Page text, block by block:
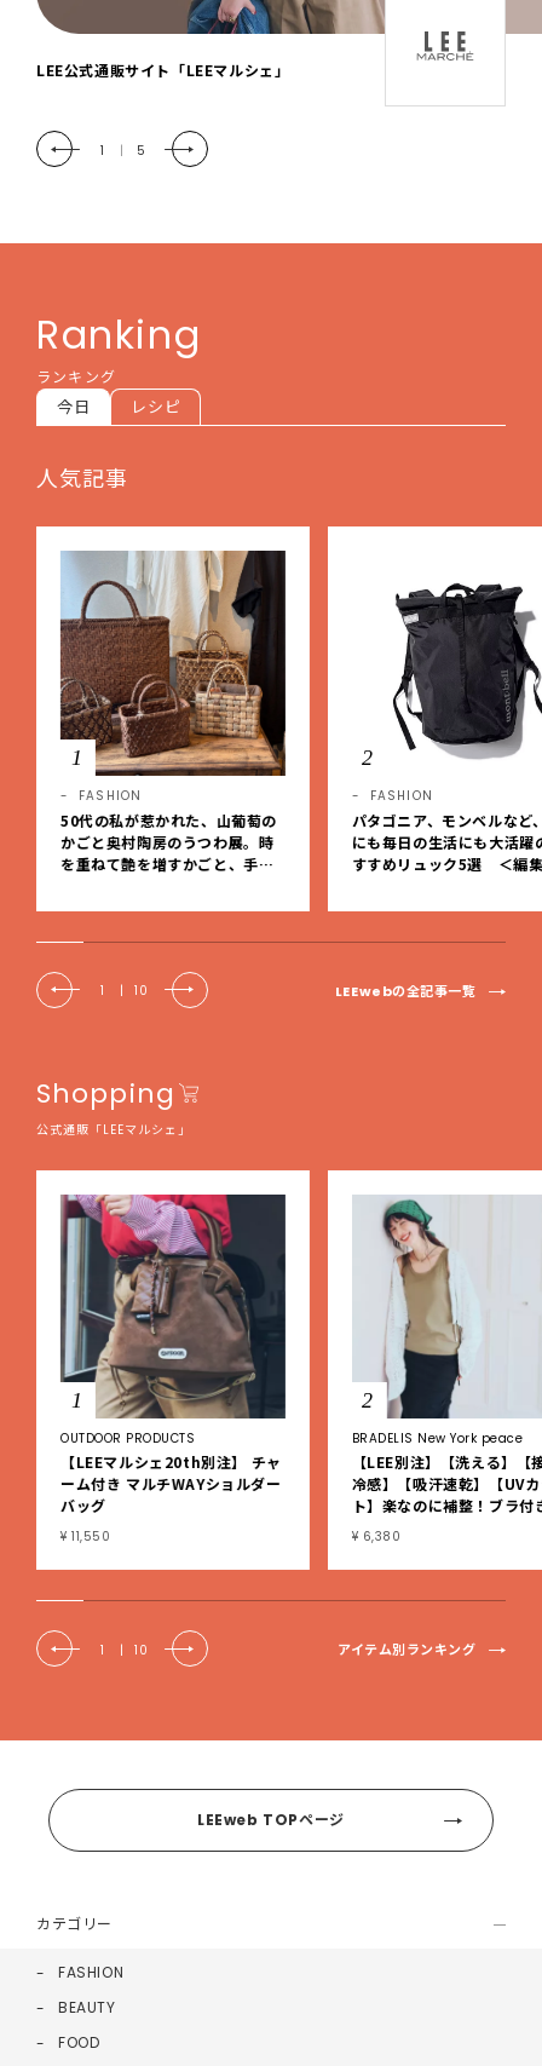
「LEE DAYS」本物志向にときめく。大人カ
2 | 5
Ranking
ランキング
今日 レシピ
人気記事
1
FASHION
50代の私が惹かれた、山葡萄の
かごと奥村陶房のうつわ展。時
を重ねて艶を増すかごと、手仕
EE DAYS club tanpopo】
2
FASHION
パタゴニア、モンベルなど
にも毎日の生活にも大活躍
すすめリュック5選 ＜編
1 | 10 LEEwebの全記事一覧
Shopping
公式通販「LEEマルシェ」
1
OUTDOOR PRODUCTS
【LEEマルシェ20th別注】 チャ
ーム付き マルチWAYショルダー
バッグ
¥ 11,550
2
BRADELIS New York peace
【LEE別注】【洗える】【
冷感】【吸汗速乾】【UV
ト】楽なのに補整！ブラ付
ブタンクトップ
¥ 6,380
1 | 10 アイテム別ランキング
LEEweb TOPページ
カテゴリー
FASHION
BEAUTY
FOOD